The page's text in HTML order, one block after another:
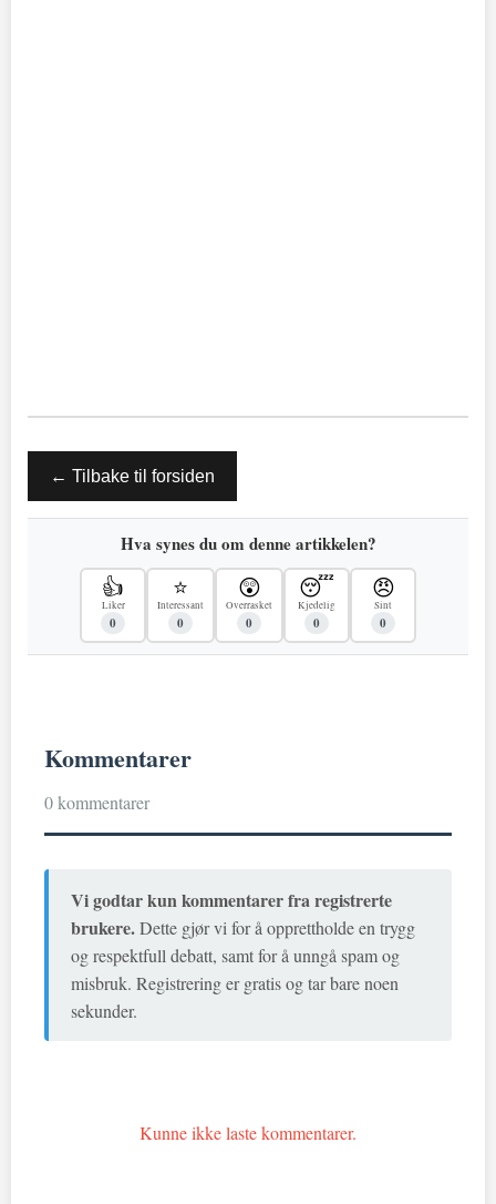
← Tilbake til forsiden
Hva synes du om denne artikkelen?
👍
Liker
0
⭐
Interessant
0
😲
Overrasket
0
😴
Kjedelig
0
😠
Sint
0
Kommentarer
0 kommentarer
Vi godtar kun kommentarer fra registrerte
brukere.Dette gjør vi for å opprettholde en trygg
og respektfull debatt, samt for å unngå spam og
misbruk. Registrering er gratis og tar bare noen
sekunder.
Kunne ikke laste kommentarer.